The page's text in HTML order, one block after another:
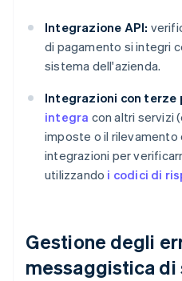
Integrazione API:
di pagamento si integri
sistema dell'azienda.
Integrazioni con terze
integra con altri servizi
imposte o il
integrazioni per
utilizzando i codici di
Gestione degli
messaggistica di